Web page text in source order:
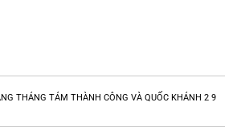
THÁNG TÁM THÀNH CÔNG VÀ QUỐC KHÁNH 2 9